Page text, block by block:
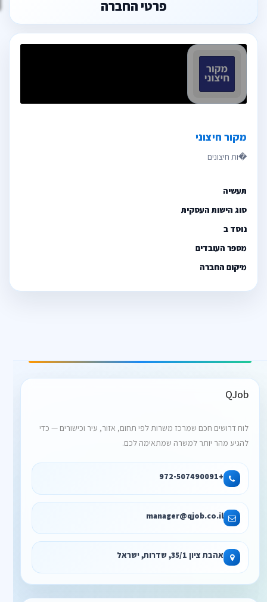
פרטי החברה
מקור חיצוני
תעשיה
סוג הישות העסקית
נוסד ב
מספר העובדים
מיקום החברה
QJob
לוח דרושים חכם שמרכז משרות לפי תחום, אזור, עיר וכישורים — כדי
להגיע מהר יותר למשרה שמתאימה לכם.
+972-507490091
manager@qjob.co.il
אהבת ציון 35/1, שדרות, ישראל